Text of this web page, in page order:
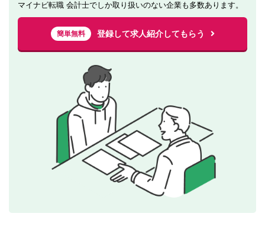
マイナビ転職 会計士でしか取り扱いのない企業も多数あります。
簡単無料 登録して求人紹介してもらう